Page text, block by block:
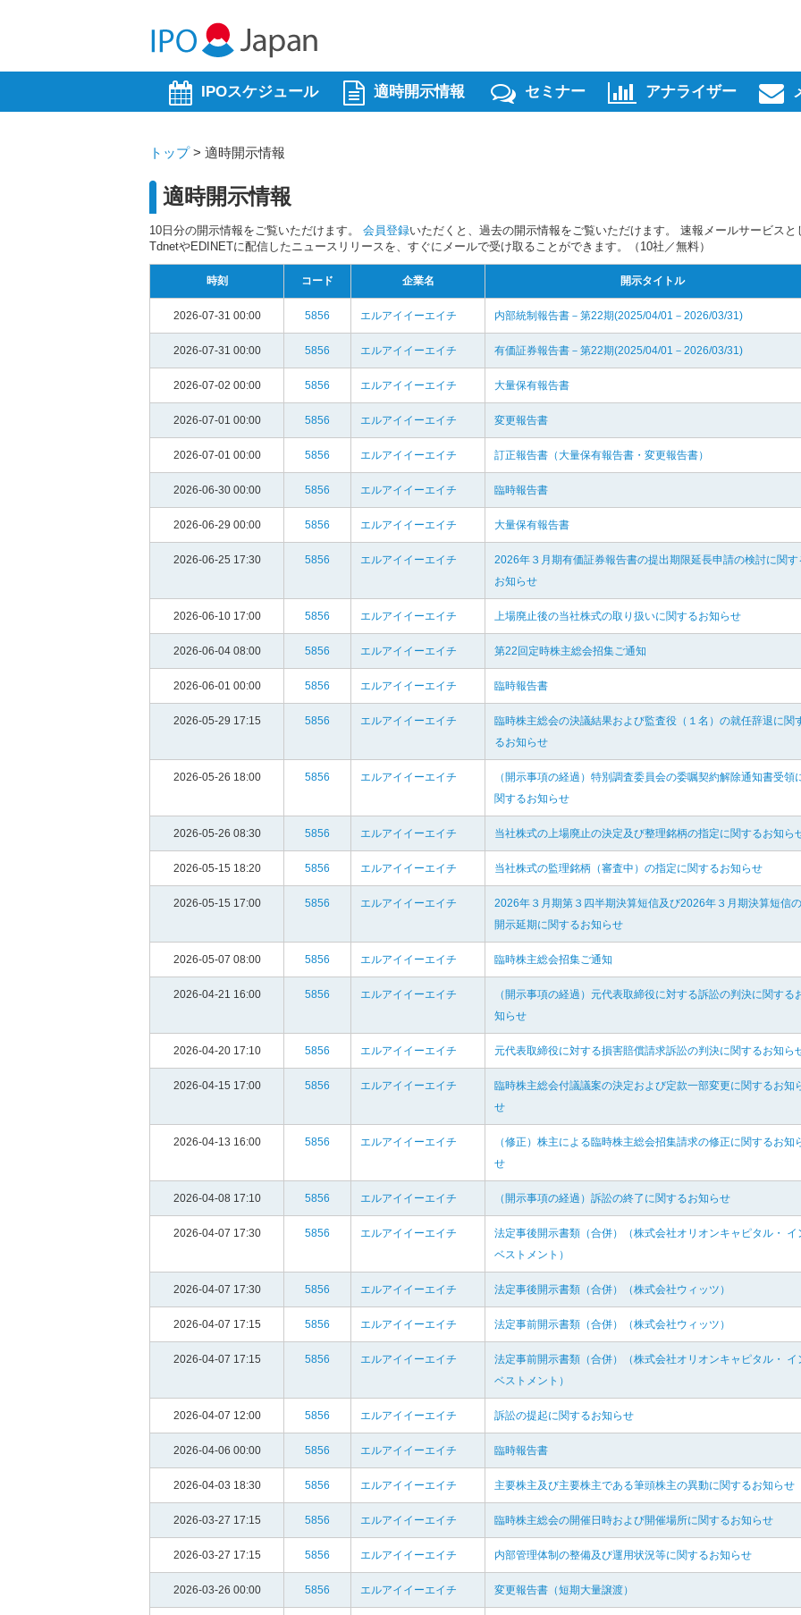
IPOスケジュール 適時開示情報 セミナー アナライザー
トップ> 適時開示情報
適時開示情報
10日分の開示情報をご覧いただけます。 会員登録いただくと、過去の開示情報をご覧いただけます。 速報メールサービスと
TdnetやEDINETに配信したニュースリリースを、すぐにメールで受け取ることができます。（10社／無料）
時刻 コード 企業名 開示タイトル
2026-07-31 00:00 5856 エルアイイーエイチ 内部統制報告書－第22期(2025/04/01－2026/03/31)
2026-07-31 00:00 5856 エルアイイーエイチ 有価証券報告書－第22期(2025/04/01－2026/03/31)
2026-07-02 00:00 5856 エルアイイーエイチ 大量保有報告書
2026-07-01 00:00 5856 エルアイイーエイチ 変更報告書
2026-07-01 00:00 5856 エルアイイーエイチ 訂正報告書（大量保有報告書・変更報告書）
2026-06-30 00:00 5856 エルアイイーエイチ 臨時報告書
2026-06-29 00:00 5856 エルアイイーエイチ 大量保有報告書
2026-06-25 17:30 5856 エルアイイーエイチ
2026年３月期有価証券報告書の提出期限延長申請の検討に関す
お知らせ
2026-06-10 17:00 5856 エルアイイーエイチ 上場廃止後の当社株式の取り扱いに関するお知らせ
2026-06-04 08:00 5856 エルアイイーエイチ 第22回定時株主総会招集ご通知
2026-06-01 00:00 5856 エルアイイーエイチ 臨時報告書
2026-05-29 17:15 5856 エルアイイーエイチ
臨時株主総会の決議結果および監査役（１名）の就任辞退に関
るお知らせ
2026-05-26 18:00 5856 エルアイイーエイチ
（開示事項の経過）特別調査委員会の委嘱契約解除通知書受領
関するお知らせ
2026-05-26 08:30 5856 エルアイイーエイチ 当社株式の上場廃止の決定及び整理銘柄の指定に関するお知ら
2026-05-15 18:20 5856 エルアイイーエイチ 当社株式の監理銘柄（審査中）の指定に関するお知らせ
2026-05-15 17:00 5856 エルアイイーエイチ
2026年３月期第３四半期決算短信及び2026年３月期決算短信の
開示延期に関するお知らせ
2026-05-07 08:00 5856 エルアイイーエイチ 臨時株主総会招集ご通知
2026-04-21 16:00 5856 エルアイイーエイチ
（開示事項の経過）元代表取締役に対する訴訟の判決に関する
知らせ
2026-04-20 17:10 5856 エルアイイーエイチ 元代表取締役に対する損害賠償請求訴訟の判決に関するお知ら
2026-04-15 17:00 5856 エルアイイーエイチ
臨時株主総会付議議案の決定および定款一部変更に関するお知
せ
2026-04-13 16:00 5856 エルアイイーエイチ
（修正）株主による臨時株主総会招集請求の修正に関するお知
せ
2026-04-08 17:10 5856 エルアイイーエイチ （開示事項の経過）訴訟の終了に関するお知らせ
2026-04-07 17:30 5856 エルアイイーエイチ
法定事後開示書類（合併）（株式会社オリオンキャピタル・ イ
ベストメント）
2026-04-07 17:30 5856 エルアイイーエイチ 法定事後開示書類（合併）（株式会社ウィッツ）
2026-04-07 17:15 5856 エルアイイーエイチ 法定事前開示書類（合併）（株式会社ウィッツ）
2026-04-07 17:15 5856 エルアイイーエイチ
法定事前開示書類（合併）（株式会社オリオンキャピタル・ イ
ベストメント）
2026-04-07 12:00 5856 エルアイイーエイチ 訴訟の提起に関するお知らせ
2026-04-06 00:00 5856 エルアイイーエイチ 臨時報告書
2026-04-03 18:30 5856 エルアイイーエイチ 主要株主及び主要株主である筆頭株主の異動に関するお知らせ
2026-03-27 17:15 5856 エルアイイーエイチ 臨時株主総会の開催日時および開催場所に関するお知らせ
2026-03-27 17:15 5856 エルアイイーエイチ 内部管理体制の整備及び運用状況等に関するお知らせ
2026-03-26 00:00 5856 エルアイイーエイチ 変更報告書（短期大量譲渡）